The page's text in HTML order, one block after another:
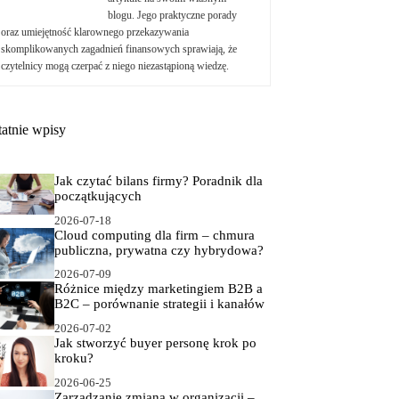
blogu. Jego praktyczne porady
oraz umiejętność klarownego przekazywania
skomplikowanych zagadnień finansowych sprawiają, że
czytelnicy mogą czerpać z niego niezastąpioną wiedzę.
wpisy
Jak czytać bilans firmy? Poradnik dla
początkujących
2026-07-18
Cloud computing dla firm – chmura
publiczna, prywatna czy hybrydowa?
2026-07-09
Różnice między marketingiem B2B a
B2C – porównanie strategii i kanałów
2026-07-02
Jak stworzyć buyer personę krok po
kroku?
2026-06-25